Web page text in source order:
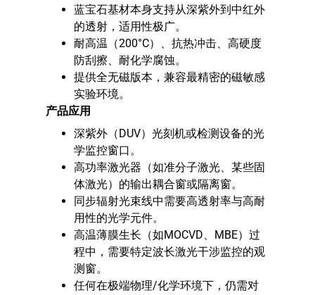
蓝宝石基材本身支持从深紫外到中红外
的透射，适用性极广。
耐高温（200°C）、抗热冲击、高硬度
防刮擦、耐化学腐蚀。
提供全无磁版本，兼容最精密的磁敏感
实验环境。
产品应用
深紫外（DUV）光刻机或检测设备的光
学监控窗口。
高功率激光器（如准分子激光、某些固
体激光）的输出耦合窗或隔离窗。
同步辐射光束线中需要高透射率与高耐
用性的光学元件。
高温薄膜生长（如MOCVD、MBE）过
程中，需要特定波长激光干涉监控的观
测窗。
任何在极端物理/化学环境下，仍需对